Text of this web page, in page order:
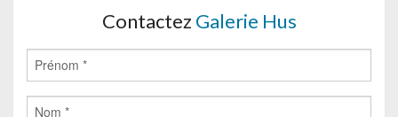
Contactez Galerie Hus